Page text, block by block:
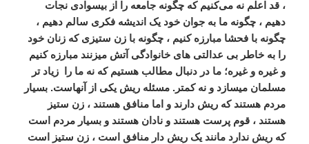
، قد اعلم نه می‌کنیم که چگونه جامعه را از بیسوادی نجات
دهیم ، چگونه ما به جوان خود یک اندیشه فکری سالم دهیم ،
چگونه با فحشا مبارزه کنیم ، چگونه با زن ستیزی که زنان خود
را به خاطر بی عدالتی های خانوادگی آتش میزنند مبارزه کنیم
و غیره و غیره؛ ما در دنبال مطالب هستیم که نه ما را
زیاد تر
مسلمان میسازد و نه کمتر. مسئله ریش یکی از آنهاست. بسیار
مردم هستند که ریش دارند و اما منافق هستند ، زن ستیز
هستند ، قوم پرست هستند و نادان هستند و بسیار مردم است
که ریش ندارد مانند یک ریش دار منافق است ، زن ستیز است